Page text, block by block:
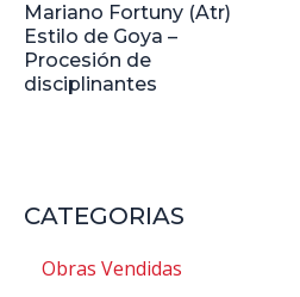
Mariano Fortuny (Atr)
Estilo de Goya –
Procesión de
disciplinantes
CATEGORIAS
Obras Vendidas